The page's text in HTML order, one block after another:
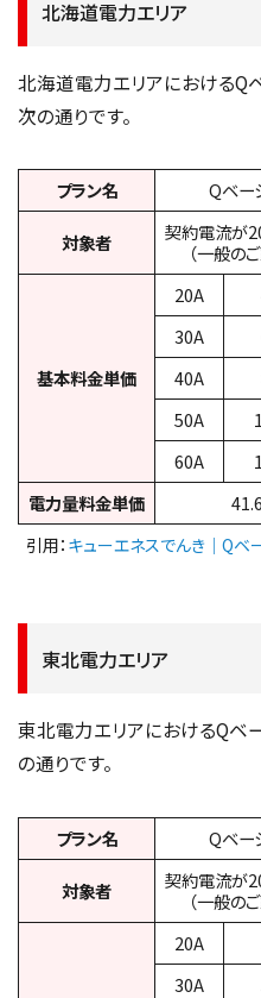
北海道電力エリア
北海道電力エリアにおけるQ
次の通りです。
プラン名 Qベー
対象者
契約電流が
（一般の
基本料金単価
20A
30A
40A
50A
60A
電力量料金単価
引用： キューエネスでんき｜Qベ
東北電力エリア
東北電力エリアにおけるQベ
の通りです。
プラン名 Qベー
対象者
契約電流が
（一般の
20A
30A